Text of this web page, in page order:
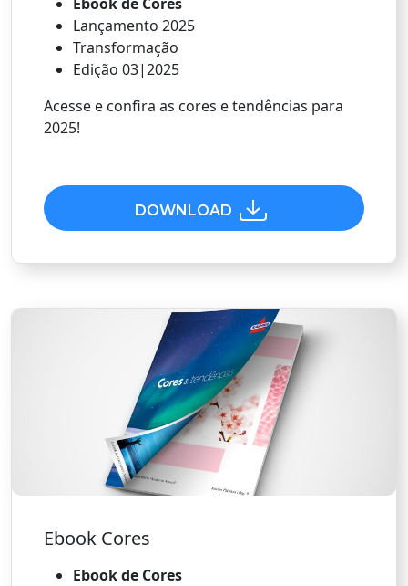
Lançamento 2025
Transformação
Edição 03|2025
Acesse e confira as cores e tendências para
2025!
DOWNLOAD
Ebook Cores
Ebook de Cores